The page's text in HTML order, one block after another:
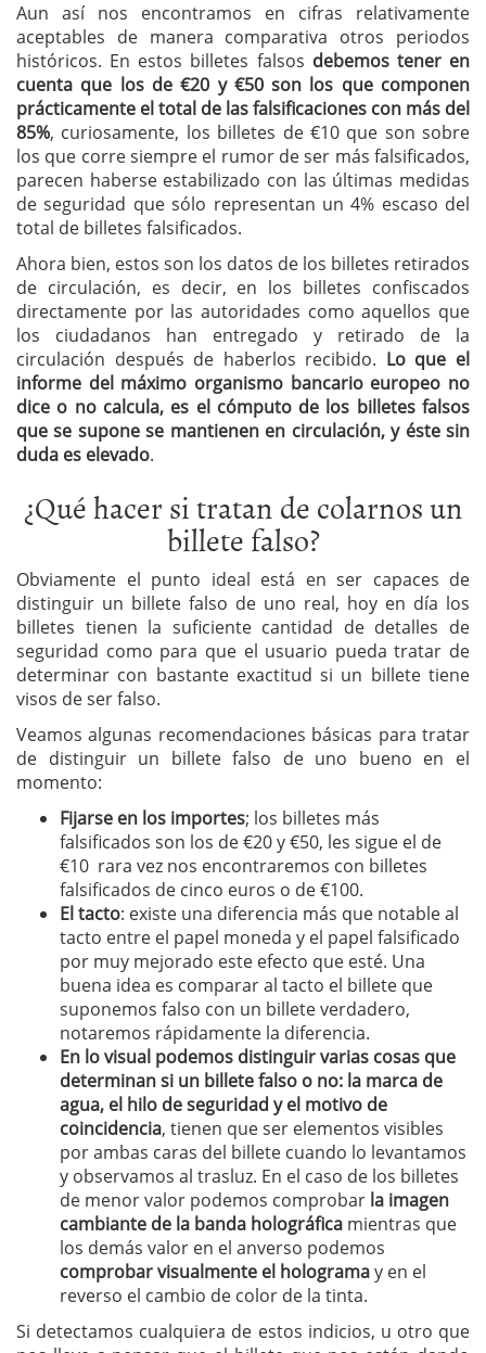
Aun así nos encontramos en cifras relativamente
aceptables de manera comparativa otros periodos
históricos. En estos billetes falsos debemos tener en
cuenta que los de €20 y €50 son los que componen
prácticamente el total de las falsificaciones con más del
85%, curiosamente, los billetes de €10 que son sobre
los que corre siempre el rumor de ser más falsificados,
parecen haberse estabilizado con las últimas medidas
de seguridad que sólo representan un 4% escaso del
total de billetes falsificados.
Ahora bien, estos son los datos de los billetes retirados
de circulación, es decir, en los billetes confiscados
directamente por las autoridades como aquellos que
los ciudadanos han entregado y retirado de la
circulación después de haberlos recibido. Lo que el
informe del máximo organismo bancario europeo no
dice o no calcula, es el cómputo de los billetes falsos
que se supone se mantienen en circulación, y éste sin
duda es elevado.
¿Qué hacer si tratan de colarnos un
billete falso?
Obviamente el punto ideal está en ser capaces de
distinguir un billete falso de uno real, hoy en día los
billetes tienen la suficiente cantidad de detalles de
seguridad como para que el usuario pueda tratar de
determinar con bastante exactitud si un billete tiene
visos de ser falso.
Veamos algunas recomendaciones básicas para tratar
de distinguir un billete falso de uno bueno en el
momento:
Fijarse en los importes; los billetes más
falsificados son los de €20 y €50, les sigue el de
€10 rara vez nos encontraremos con billetes
falsificados de cinco euros o de €100.
El tacto: existe una diferencia más que notable al
tacto entre el papel moneda y el papel falsificado
por muy mejorado este efecto que esté. Una
buena idea es comparar al tacto el billete que
suponemos falso con un billete verdadero,
notaremos rápidamente la diferencia.
En lo visual podemos distinguir varias cosas que
determinan si un billete falso o no: la marca de
agua, el hilo de seguridad y el motivo de
coincidencia, tienen que ser elementos visibles
por ambas caras del billete cuando lo levantamos
y observamos al trasluz. En el caso de los billetes
de menor valor podemos comprobar la imagen
cambiante de la banda holográfica mientras que
los demás valor en el anverso podemos
comprobar visualmente el hologramay en el
reverso el cambio de color de la tinta.
Si detectamos cualquiera de estos indicios, u otro que